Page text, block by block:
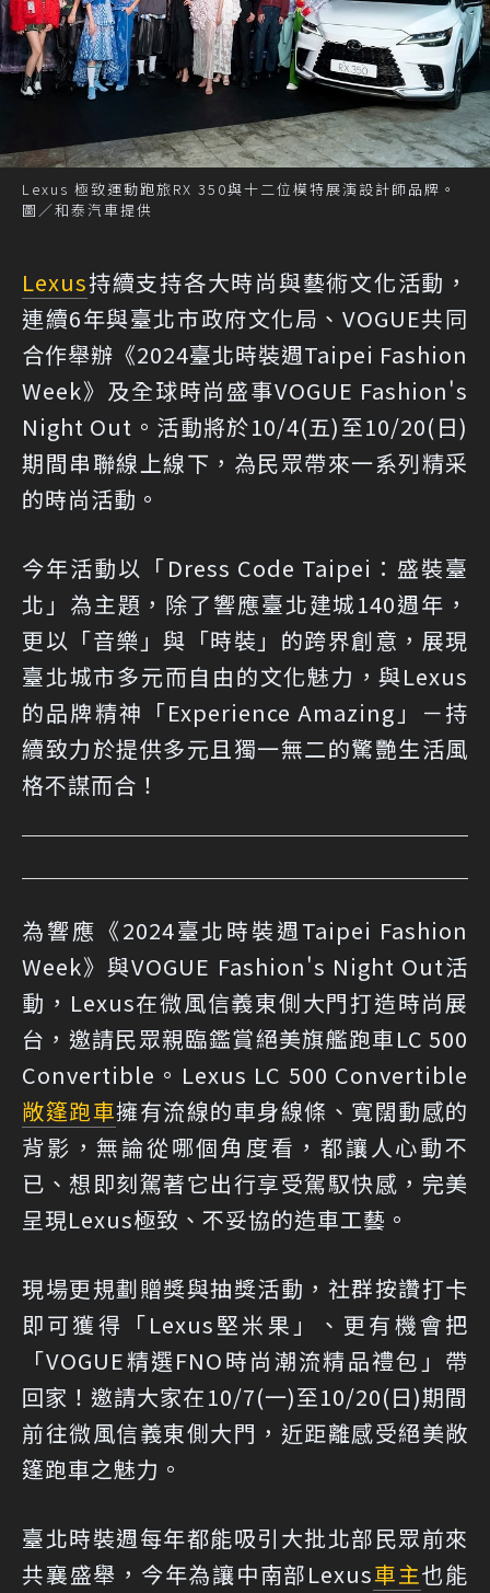
Lexus 極致運動跑旅RX 350與十二位模特展演設計師品牌。
圖／和泰汽車提供
Lexus持續支持各大時尚與藝術文化活動，
連續6年與臺北市政府文化局、VOGUE共同
合作舉辦《2024臺北時裝週Taipei Fashion
Week》及全球時尚盛事VOGUE Fashion's
Night Out。活動將於10/4(五)至10/20(日)
期間串聯線上線下，為民眾帶來一系列精采
的時尚活動。
今年活動以「Dress Code Taipei：盛裝臺
北」為主題，除了響應臺北建城140週年，
更以「音樂」與「時裝」的跨界創意，展現
臺北城市多元而自由的文化魅力，與Lexus
的品牌精神「Experience Amazing」－持
續致力於提供多元且獨一無二的驚艷生活風
格不謀而合！
為響應《2024臺北時裝週Taipei Fashion
Week》與VOGUE Fashion's Night Out活
動，Lexus在微風信義東側大門打造時尚展
台，邀請民眾親臨鑑賞絕美旗艦跑車LC 500
Convertible。Lexus LC 500 Convertible
敞篷跑車擁有流線的車身線條、寬闊動感的
背影，無論從哪個角度看，都讓人心動不
已、想即刻駕著它出行享受駕馭快感，完美
呈現Lexus極致、不妥協的造車工藝。
現場更規劃贈獎與抽獎活動，社群按讚打卡
即可獲得「Lexus堅米果」、更有機會把
「VOGUE精選FNO時尚潮流精品禮包」帶
回家！邀請大家在10/7(一)至10/20(日)期間
前往微風信義東側大門，近距離感受絕美敞
篷跑車之魅力。
臺北時裝週每年都能吸引大批北部民眾前來
共襄盛舉，今年為讓中南部Lexus車主也能